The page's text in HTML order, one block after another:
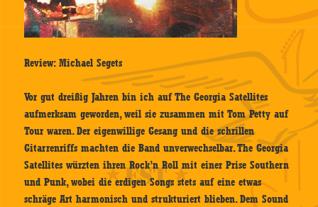
Review: Michael Segets
Vor gut dreißig Jahren bin ich auf The Georgia Satellites
aufmerksam geworden, weil sie zusammen mit Tom Petty auf
Tour waren. Der eigenwillige Gesang und die schrillen
Gitarrenriffs machten die Band unverwechselbar. The Georgia
Satellites würzten ihren Rock’n Roll mit einer Prise Southern
und Punk, wobei die erdigen Songs stets auf eine etwas
schräge Art harmonisch und strukturiert blieben. Dem Sound